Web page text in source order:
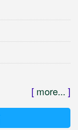
[ more... ]